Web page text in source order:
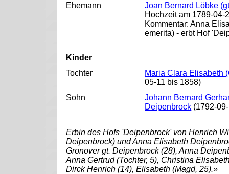
Ehemann
Joan Bernard Löbke
Hochzeit am 1789-04-
Kommentar: Anna
emerita) - erbt Hof
Kinder
Tochter
Maria Clara Elisabeth
05-11 bis 1858)
Sohn
Johann Bernard
Deipenbrock (1792-
Erbin des Hofs 'Deipenbrock' von Henrich
Deipenbrock) und Anna Elisabeth
Gronover gt. Deipenbrock (28), Anna
Anna Gertrud (Tochter, 5), Christina
Dirck Henrich (14), Elisabeth (Magd, 25).»